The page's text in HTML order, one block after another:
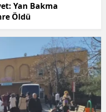
Yan Bakma
Öldü